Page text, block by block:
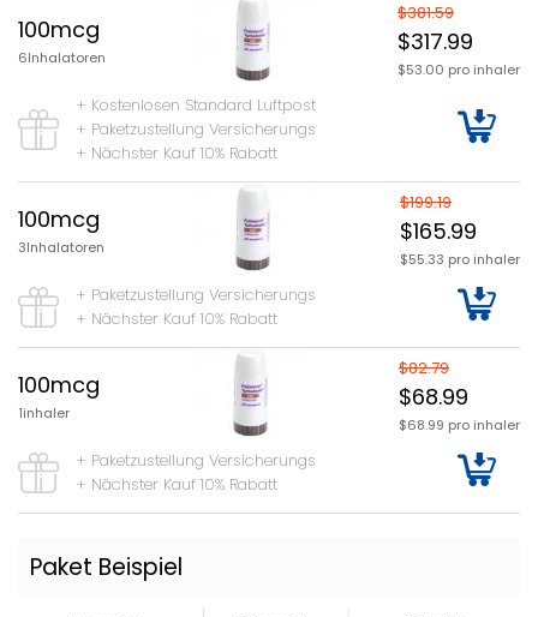
100mcg
6Inhalatoren
$381.59
$317.99
$53.00 pro inhaler
+ Kostenlosen Standard Luftpost
+ Paketzustellung Versicherungs
+ Nächster Kauf 10% Rabatt
100mcg
3Inhalatoren
$199.19
$165.99
$55.33 pro inhaler
+ Paketzustellung Versicherungs
+ Nächster Kauf 10% Rabatt
100mcg
1inhaler
$82.79
$68.99
$68.99 pro inhaler
+ Paketzustellung Versicherungs
+ Nächster Kauf 10% Rabatt
Paket Beispiel